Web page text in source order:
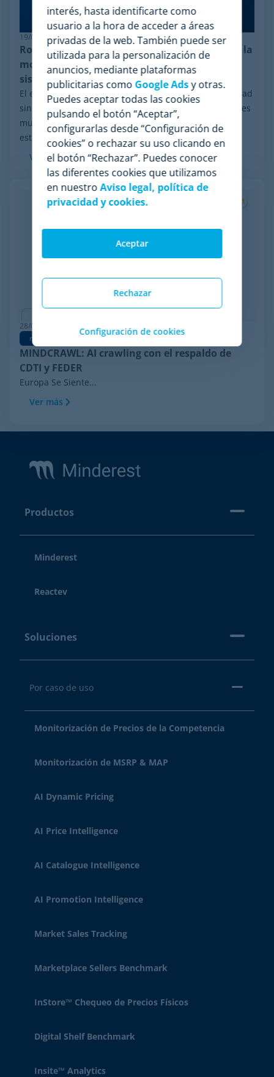
19/06/2026
Robustez en pricing: por qué Minderest lidera la
monitorización de la competencia ante
sistemas antibots
El ecosistema del e-commerce se mueve a una velocidad
sin precedentes. En las últimas semanas, las constantes
mutaciones y el blindaje global de la ciberseguridad
están provocando apagones masivos de...
Ver más
28/04/2026
news
MINDCRAWL: AI crawling con el respaldo de
CDTI y FEDER
Europa Se Siente...
Ver más
interés, hasta identificarte como
usuario a la hora de acceder a áreas
privadas de la web. También puede ser
utilizada para la personalización de
anuncios, mediante plataformas
publicitarias como Google Adsy otras.
Puedes aceptar todas las cookies
pulsando el botón “Aceptar”,
configurarlas desde “Configuración de
cookies” o rechazar su uso clicando en
el botón “Rechazar”. Puedes conocer
las diferentes cookies que utilizamos
en nuestroAviso legal, política de
privacidad y cookies.
Rechazar
Aceptar
Configuración de cookies
Productos
Minderest
Reactev
Soluciones
Por caso de uso
Monitorización de Precios de la Competencia
Monitorización de MSRP & MAP
AI Dynamic Pricing
AI Price Intelligence
AI Catalogue Intelligence
AI Promotion Intelligence
Market Sales Tracking
Marketplace Sellers Benchmark
InStore™ Chequeo de Precios Físicos
Digital Shelf Benchmark
Insite™ Analytics